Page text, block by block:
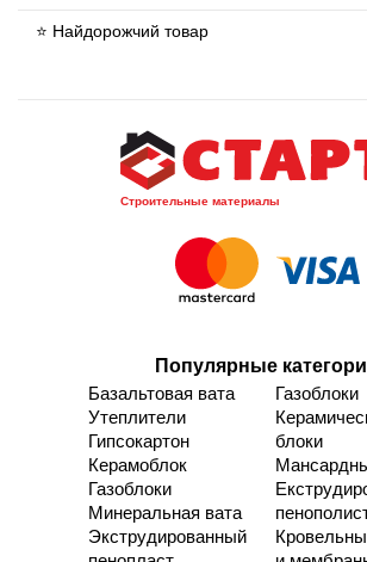
⭐ Найдорожчий товар
Строительные материалы
Популярные
Базальтовая вата
Утеплители
Гипсокартон
Керамоблок
Газоблоки
Минеральная вата
Экструдированный
Газоблоки
блоки